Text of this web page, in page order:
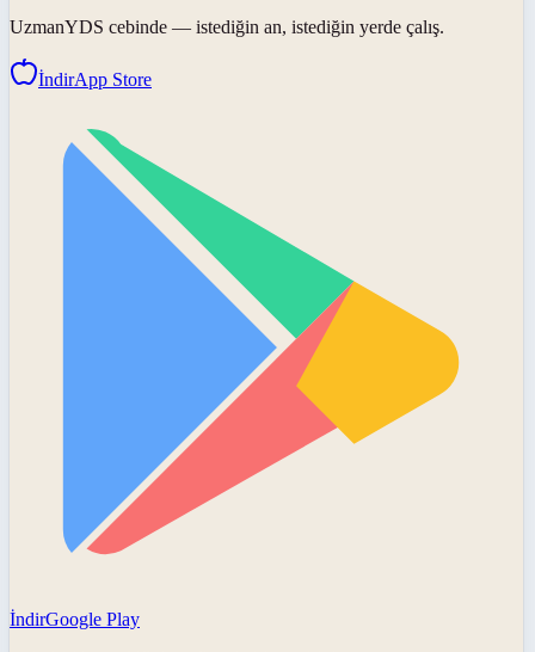
UzmanYDS cebinde — istediğin an, istediğin yerde çalış.
İndirApp Store
İndirGoogle Play